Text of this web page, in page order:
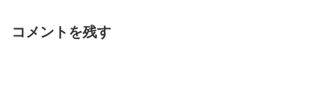
コメントを残す